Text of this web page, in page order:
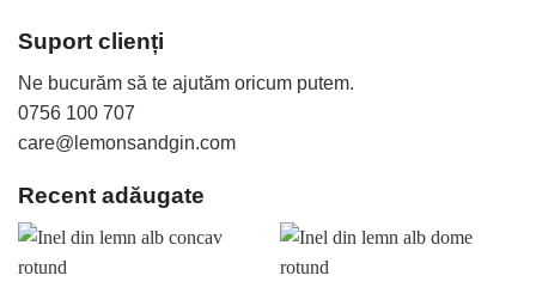
Suport clienți
Ne bucurăm să te ajutăm oricum putem.
0756 100 707
care@lemonsandgin.com
Recent adăugate